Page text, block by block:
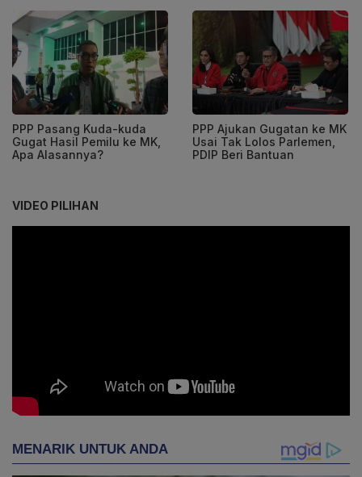
PPP Pasang Kuda-kuda
Gugat Hasil Pemilu ke MK,
Apa Alasannya?
PPP Ajukan Gugatan ke MK
Usai Tak Lolos Parlemen,
PDIP Beri Bantuan
VIDEO PILIHAN